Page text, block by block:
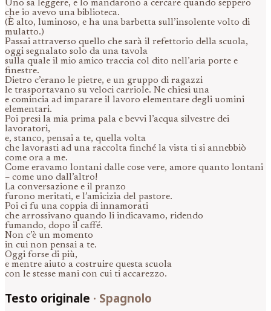
Uno sa leggere, e lo mandarono a cercare quando seppero
che io avevo una biblioteca.
(È alto, luminoso, e ha una barbetta sull’insolente volto di
mulatto.)
Passai attraverso quello che sarà il refettorio della scuola,
oggi segnalato solo da una tavola
sulla quale il mio amico traccia col dito nell’aria porte e
finestre.
Dietro c’erano le pietre, e un gruppo di ragazzi
le trasportavano su veloci carriole. Ne chiesi una
e comincia ad imparare il lavoro elementare degli uomini
elementari.
Poi presi la mia prima pala e bevvi l’acqua silvestre dei
lavoratori,
e, stanco, pensai a te, quella volta
che lavorasti ad una raccolta finché la vista ti si annebbiò
come ora a me.
Come eravamo lontani dalle cose vere, amore quanto lontani
– come uno dall’altro!
La conversazione e il pranzo
furono meritati, e l’amicizia del pastore.
Poi ci fu una coppia di innamorati
che arrossivano quando li indicavamo, ridendo
fumando, dopo il caffé.
Non c’è un momento
in cui non pensai a te.
Oggi forse di più,
e mentre aiuto a costruire questa scuola
con le stesse mani con cui ti accarezzo.
Testo originale · Spagnolo